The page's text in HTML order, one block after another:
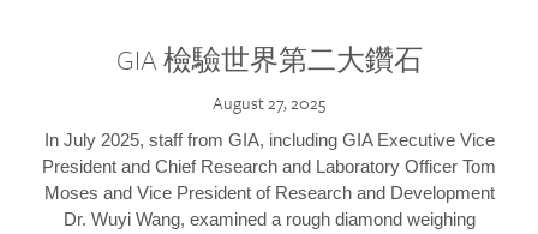
GIA 檢驗世界第二大鑽石
August 27, 2025
In July 2025, staff from GIA, including GIA Executive Vice
President and Chief Research and Laboratory Officer Tom
Moses and Vice President of Research and Development
Dr. Wuyi Wang, examined a rough diamond weighing